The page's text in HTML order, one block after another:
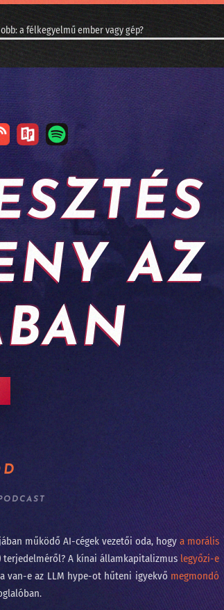
a félkegyelmű ember vagy gép?
ember vagy gép?
ez a Racka - II. rész
ez a Racka - I. rész
kaphatnak az AI-vezette cégek?
MI-alapokon
egy MI alapú céges szervezetet
passzátszelét?
maszkja mögött?
csődbe a frontlaborok?
bedönti a világot
a műegyetemisták?
működő AI-cégek vezetői oda, hogy a morális
terjedelméről? A kínai államkapitalizmus legyőzi-e
van-e az LLM hype-ot hűteni igyekvő megmondó